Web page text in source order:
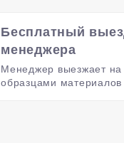
Бесплатный
менеджера
Менеджер выезжает на
образцами материалов